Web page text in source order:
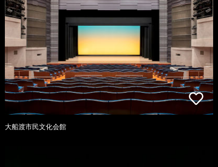
大船渡市民文化会館